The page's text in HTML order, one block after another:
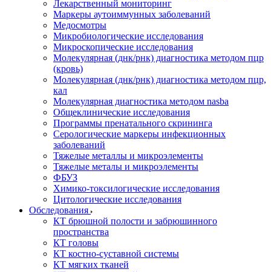
Лекарственный мониторинг
Маркеры аутоиммунных заболеваний
Медосмотры
Микробиологические исследования
Микроскопические исследования
Молекулярная (днк/рнк) диагностика методом пцр
(кровь)
Молекулярная (днк/рнк) диагностика методом пцр,
кал
Молекулярная диагностика методом nasba
Общеклинические исследования
Программы пренатального скрининга
Серологические маркеры инфекционных
заболеваний
Тяжелые металлы и микроэлементы
Тяжелые металы и микроэлементы
ФБУЗ
Химико-токсилогические исследования
Цитологические исследования
Обследования
КТ брюшной полости и забрюшинного
пространства
КТ головы
КТ костно-суставной системы
КТ мягких тканей